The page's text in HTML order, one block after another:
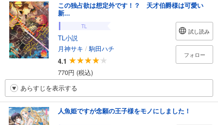
この独占欲は想定外です！？ 天才伯爵様は可愛い
新...
TL
TL小説
月神サキ /駒田ハチ
4.1
770円 (税込)
試し読み
フォロー
あらすじを表示する
人魚姫ですが念願の王子様をモノにしました！